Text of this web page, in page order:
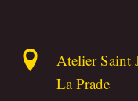
Atelier Saint
La Prade